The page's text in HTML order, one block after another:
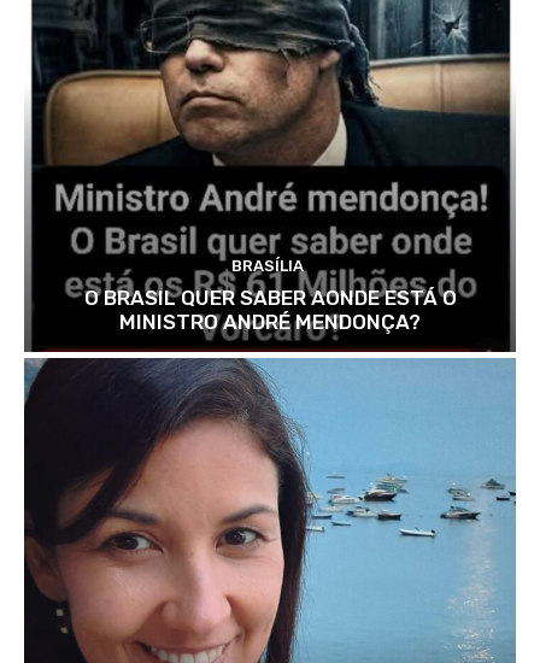
BRASÍLIA
O BRASIL QUER SABER AONDE ESTÁ O
MINISTRO ANDRÉ MENDONÇA?